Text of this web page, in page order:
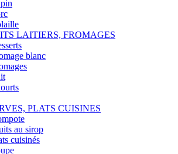
LAITIERS, FROMAGES
blanc
PLATS CUISINES
au sirop
cuisinés